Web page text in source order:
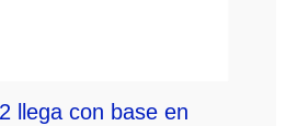
llega con base en